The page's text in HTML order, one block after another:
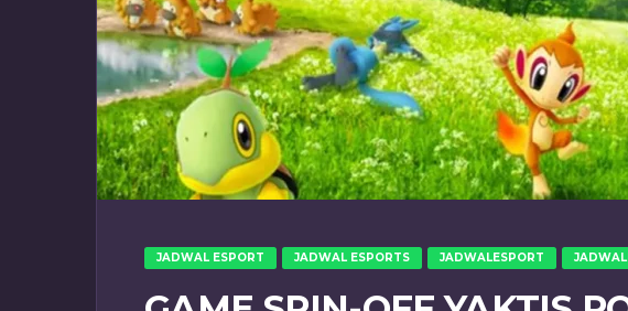
JADWAL ESPORT JADWAL ESPORTS JADWALESPORT